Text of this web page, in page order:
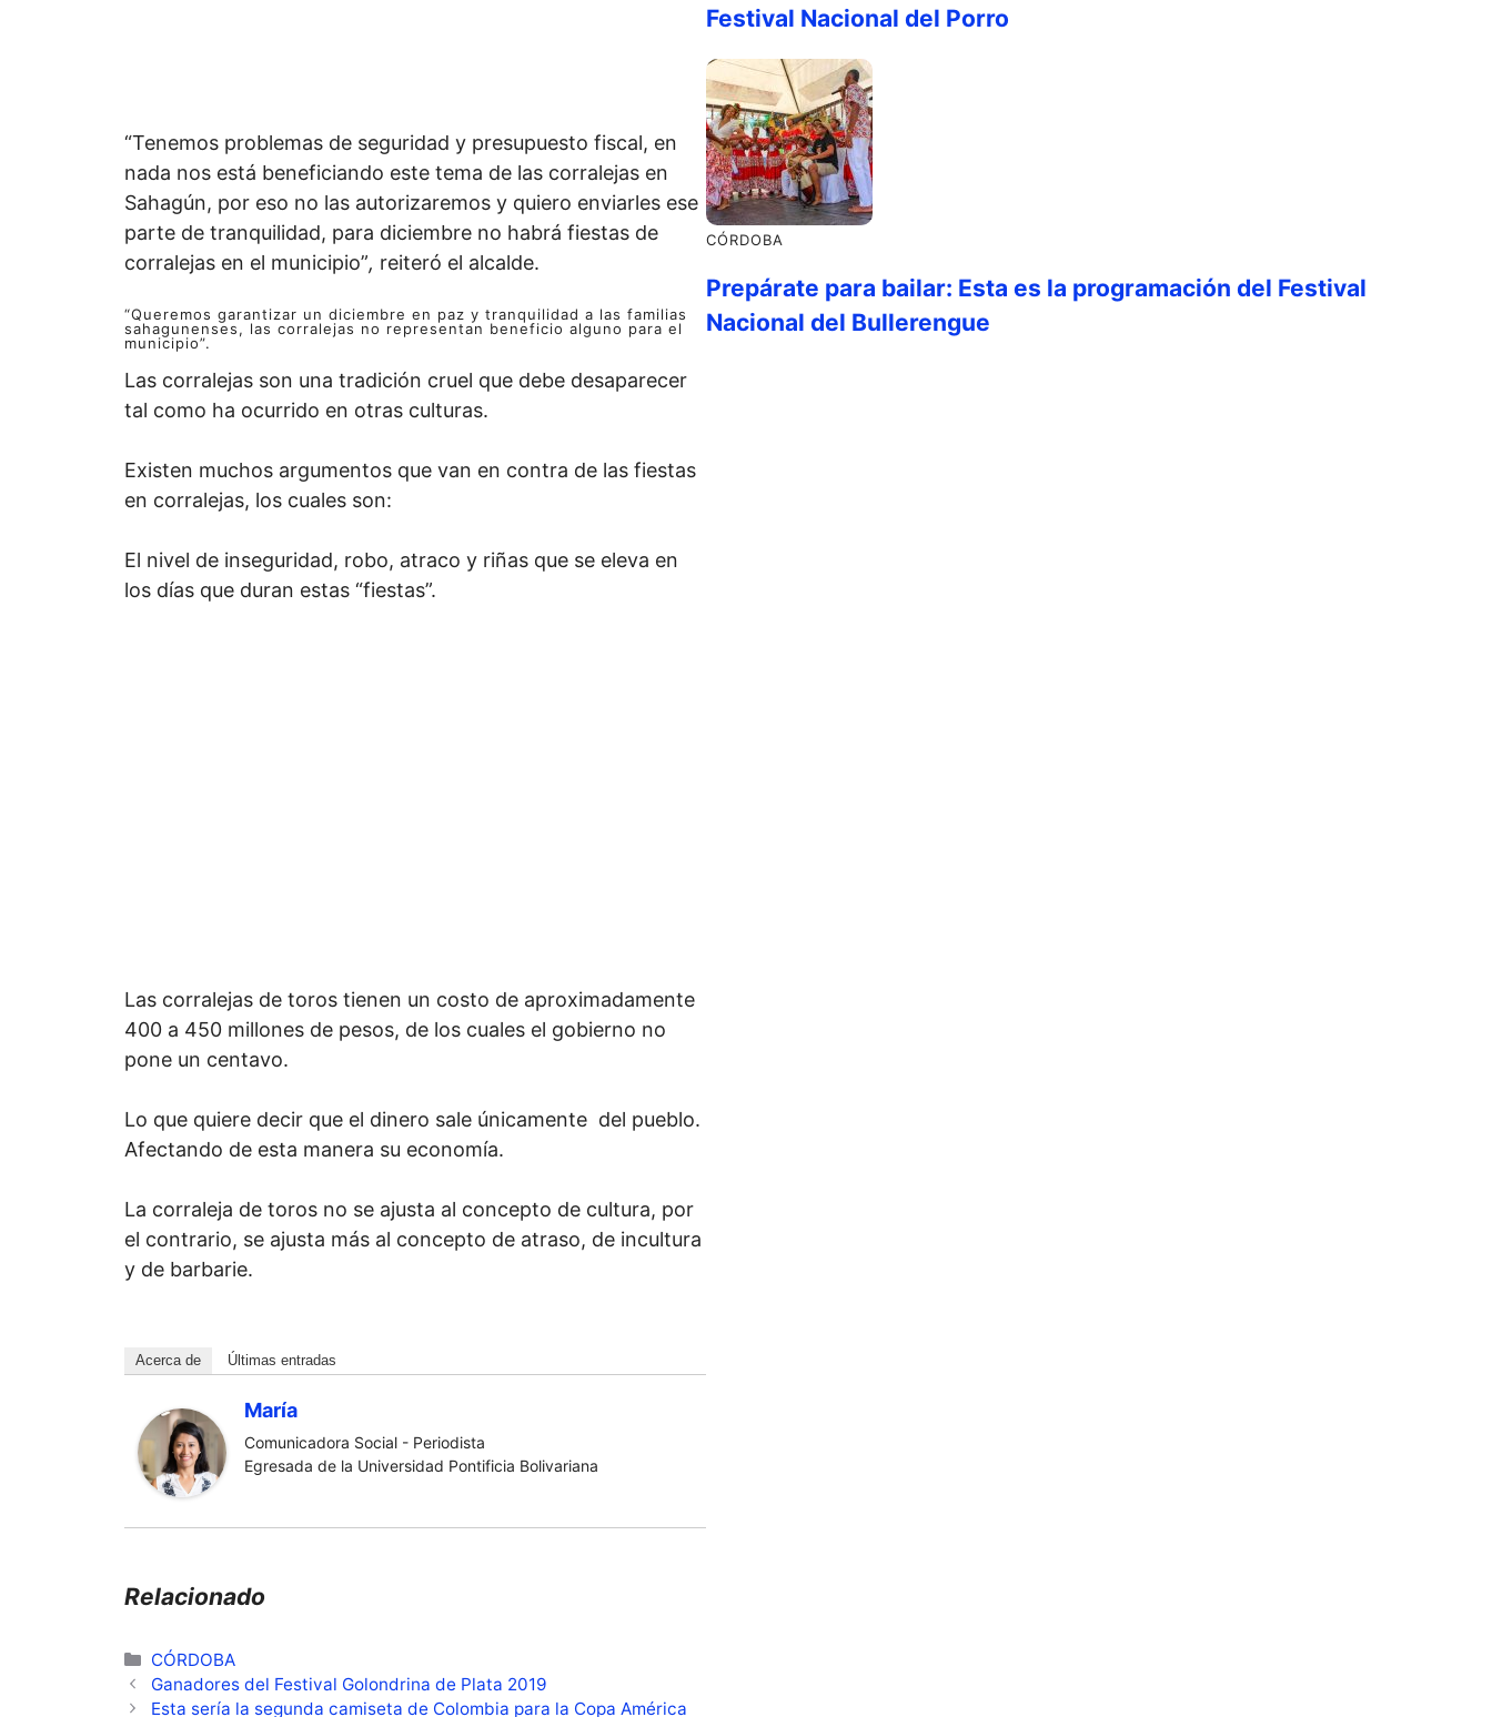
“Tenemos problemas de seguridad y presupuesto fiscal, en
nada nos está beneficiando este tema de las corralejas en
Sahagún, por eso no las autorizaremos y quiero enviarles ese
parte de tranquilidad, para diciembre no habrá fiestas de
corralejas en el municipio”, reiteró el alcalde.
“Queremos garantizar un diciembre en paz y tranquilidad a las familias
sahagunenses, las corralejas no representan beneficio alguno para el
municipio”.
Las corralejas son una tradición cruel que debe desaparecer
tal como ha ocurrido en otras culturas.
Existen muchos argumentos que van en contra de las fiestas
en corralejas, los cuales son:
El nivel de inseguridad, robo, atraco y riñas que se eleva en
los días que duran estas “fiestas”.
Las corralejas de toros tienen un costo de aproximadamente
400 a 450 millones de pesos, de los cuales el gobierno no
pone un centavo.
Lo que quiere decir que el dinero sale únicamente del pueblo.
Afectando de esta manera su economía.
La corraleja de toros no se ajusta al concepto de cultura, por
el contrario, se ajusta más al concepto de atraso, de incultura
y de barbarie.
Acerca de Últimas entradas
María
Comunicadora Social - Periodista
Egresada de la Universidad Pontificia Bolivariana
Relacionado
Categorías
CÓRDOBA
Ganadores del Festival Golondrina de Plata 2019
Esta sería la segunda camiseta de Colombia para la Copa América
Festival Nacional del Porro
CÓRDOBA
Prepárate para bailar: Esta es la programación del Festival
Nacional del Bullerengue